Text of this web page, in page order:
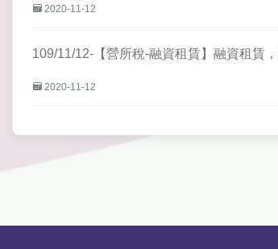
2020-11-12
109/11/12-【營所稅-融資租賃】融資租賃
2020-11-12